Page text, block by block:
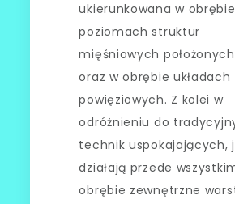
ukierunkowana w obrębie
poziomach struktur
mięśniowych
oraz w obrębie układach
powięziowych. Z kolei w
odróżnieniu do
technik uspokajających,
działają przede
obrębie zewnętrzne